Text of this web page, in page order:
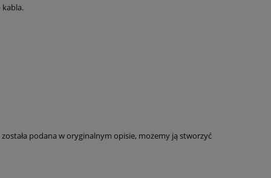
kabla.
została podana w oryginalnym opisie, możemy ją stworzyć